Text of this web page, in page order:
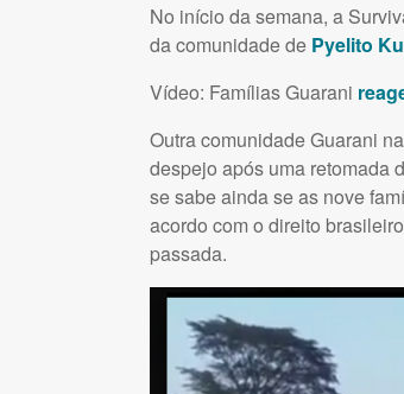
No início da semana, a
da comunidade de Pyelito
Vídeo: Famílias Guarani
Outra comunidade Guarani
despejo após uma retomada
se sabe ainda se as nove
acordo com o direito
passada.